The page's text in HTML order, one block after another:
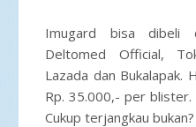
Imugard bisa
Deltomed Official,
Lazada dan Bukalapak.
Rp. 35.000,- per
Cukup terjangkau bukan?